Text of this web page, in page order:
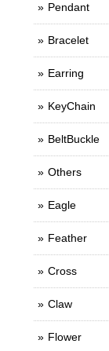
Pendant
Bracelet
Earring
KeyChain
BeltBuckle
Others
Eagle
Feather
Cross
Claw
Flower